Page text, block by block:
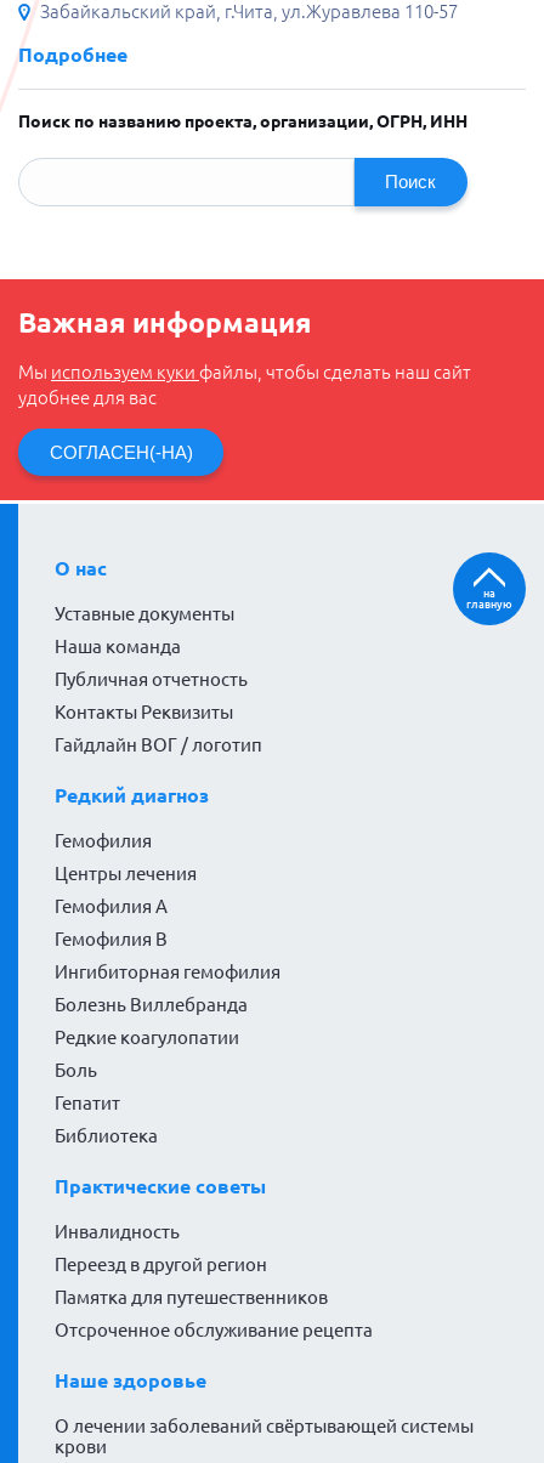
Забайкальский край, г.Чита, ул.Журавлева 110-57
Подробнее
Поиск по названию проекта, организации, ОГРН, ИНН
Поиск
Важная информация
Мы используем куки файлы, чтобы сделать наш сайт
удобнее для вас
СОГЛАСЕН(-НА)
О нас
Уставные документы
Наша команда
Публичная отчетность
Контакты Реквизиты
Гайдлайн ВОГ / логотип
Редкий диагноз
Гемофилия
Центры лечения
Гемофилия А
Гемофилия В
Ингибиторная гемофилия
Болезнь Виллебранда
Редкие коагулопатии
Боль
Гепатит
Библиотека
Практические советы
Инвалидность
Переезд в другой регион
Памятка для путешественников
Отсроченное обслуживание рецепта
Наше здоровье
О лечении заболеваний свёртывающей системы
крови
на
главную